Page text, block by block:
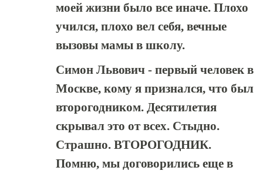
моей жизни было все иначе. Плохо
учился, плохо вел себя, вечные
вызовы мамы в школу.
Симон Львович - первый человек в
Москве, кому я признался, что был
второгодником. Десятилетия
скрывал это от всех. Стыдно.
Страшно. ВТОРОГОДНИК.
Помню, мы договорились еще в